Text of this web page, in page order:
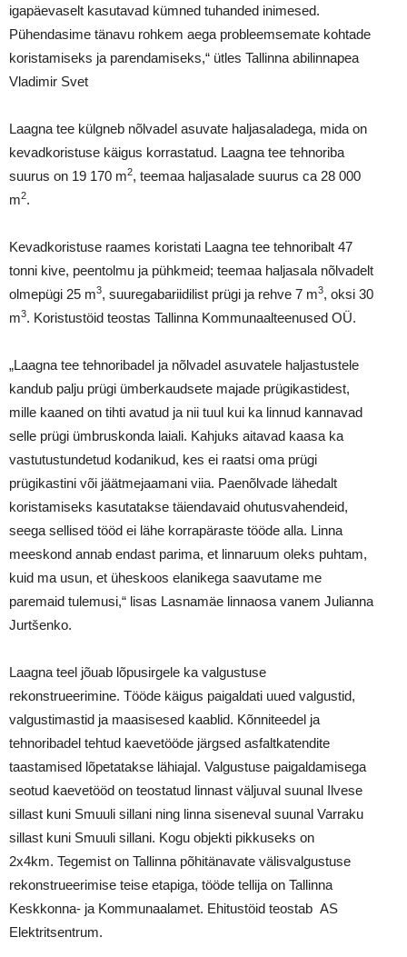
igapäevaselt kasutavad kümned tuhanded inimesed.
Pühendasime tänavu rohkem aega probleemsemate kohtade
koristamiseks ja parendamiseks,“ ütles Tallinna abilinnapea
Vladimir Svet
Laagna tee külgneb nõlvadel asuvate haljasaladega, mida on
kevadkoristuse käigus korrastatud. Laagna tee tehnoriba
suurus on 19 170 m2, teemaa haljasalade suurus ca 28 000
m2.
Kevadkoristuse raames koristati Laagna tee tehnoribalt 47
tonni kive, peentolmu ja pühkmeid; teemaa haljasala nõlvadelt
olmepügi 25 m3, suuregabariidilist prügi ja rehve 7 m3, oksi 30
m3. Koristustöid teostas Tallinna Kommunaalteenused OÜ.
„Laagna tee tehnoribadel ja nõlvadel asuvatele haljastustele
kandub palju prügi ümberkaudsete majade prügikastidest,
mille kaaned on tihti avatud ja nii tuul kui ka linnud kannavad
selle prügi ümbruskonda laiali. Kahjuks aitavad kaasa ka
vastutustundetud kodanikud, kes ei raatsi oma prügi
prügikastini või jäätmejaamani viia. Paenõlvade lähedalt
koristamiseks kasutatakse täiendavaid ohutusvahendeid,
seega sellised tööd ei lähe korrapäraste tööde alla. Linna
meeskond annab endast parima, et linnaruum oleks puhtam,
kuid ma usun, et üheskoos elanikega saavutame me
paremaid tulemusi,“ lisas Lasnamäe linnaosa vanem Julianna
Jurtšenko.
Laagna teel jõuab lõpusirgele ka valgustuse
rekonstrueerimine. Tööde käigus paigaldati uued valgustid,
valgustimastid ja maasisesed kaablid. Kõnniteedel ja
tehnoribadel tehtud kaevetööde järgsed asfaltkatendite
taastamised lõpetatakse lähiajal. Valgustuse paigaldamisega
seotud kaevetööd on teostatud linnast väljuval suunal Ilvese
sillast kuni Smuuli sillani ning linna siseneval suunal Varraku
sillast kuni Smuuli sillani. Kogu objekti pikkuseks on
2x4km. Tegemist on Tallinna põhitänavate välisvalgustuse
rekonstrueerimise teise etapiga, tööde tellija on Tallinna
Keskkonna- ja Kommunaalamet. Ehitustöid teostab AS
Elektritsentrum.